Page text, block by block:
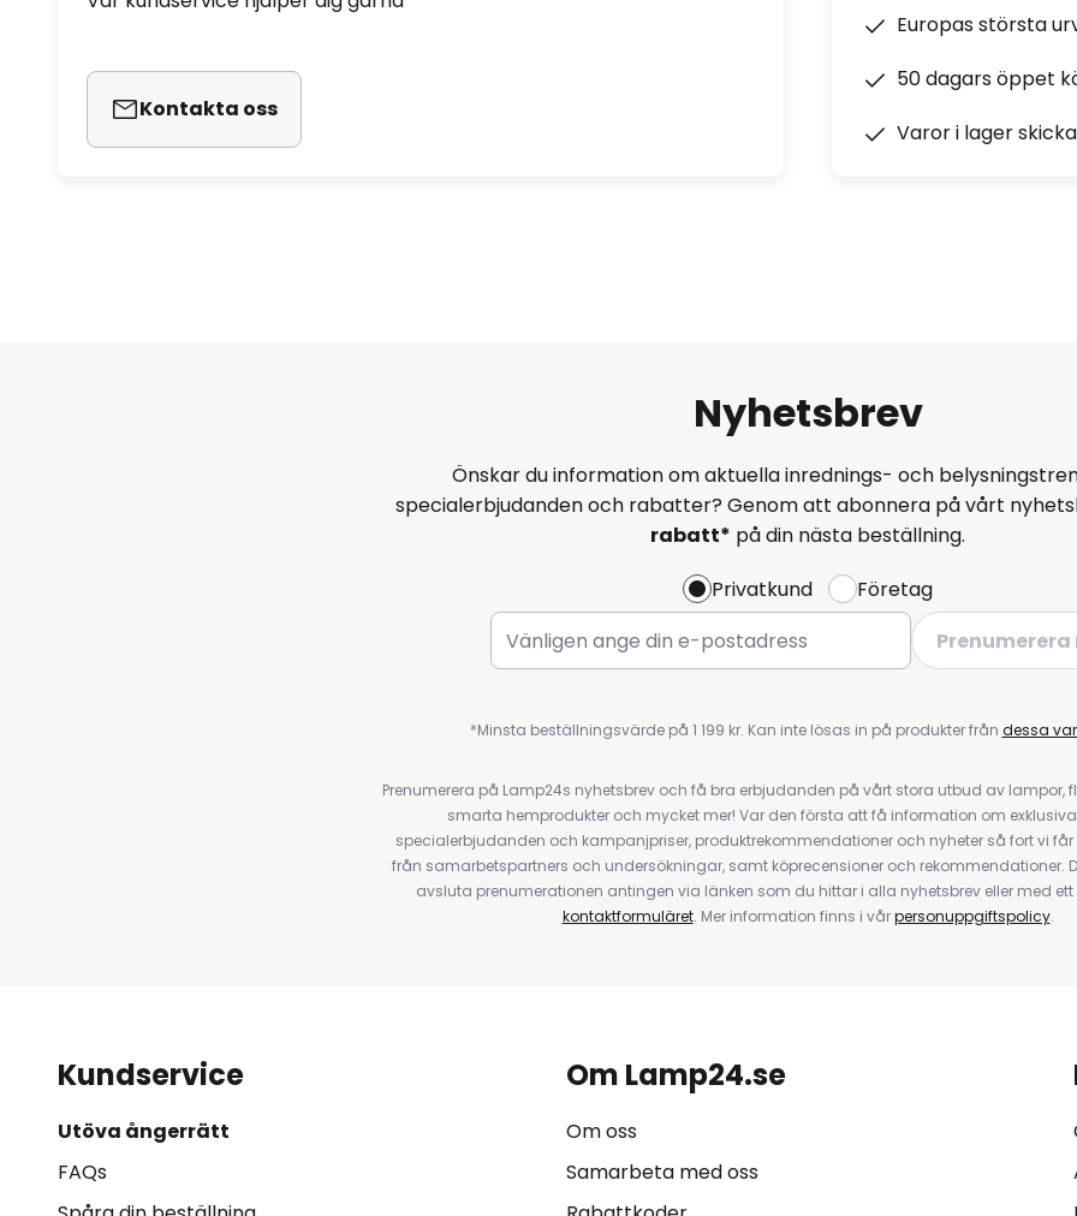
Kontakta oss
Europas största
50 dagars öppet
Varor i lager
Nyhetsbrev
Önskar du information om aktuella inrednings- och
specialerbjudanden och rabatter? Genom att abonnera på vårt
rabatt* på din nästa beställning.
Privatkund
Företag
Prenumerera
*Minsta beställningsvärde på 1 199 kr. Kan inte lösas in på produkter från dessa
Prenumerera på Lamp24s nyhetsbrev och få bra erbjudanden på vårt stora utbud av lampor,
smarta hemprodukter och mycket mer! Var den första att få information om
specialerbjudanden och kampanjpriser, produktrekommendationer och nyheter så fort vi
från samarbetspartners och undersökningar, samt köprecensioner och rekommendationer.
avsluta prenumerationen antingen via länken som du hittar i alla nyhetsbrev eller med
kontaktformuläret. Mer information finns i vårpersonuppgiftspolicy.
Kundservice
Utöva ångerrätt
FAQs
Om Lamp24.se
Om oss
Samarbeta med oss